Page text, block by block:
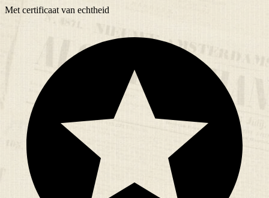
Met certificaat van echtheid